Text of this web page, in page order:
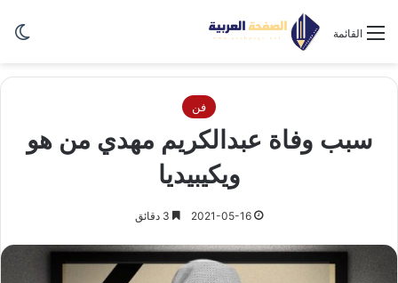
القائمة
فن
سبب وفاة عبدالكريم مهدي من هو
ويكيبيديا
2021-05-16